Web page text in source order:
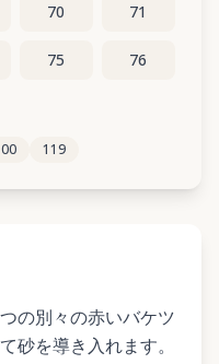
70 71
75 76
85
119
の別々の赤いバケツ
砂を導き入れます。